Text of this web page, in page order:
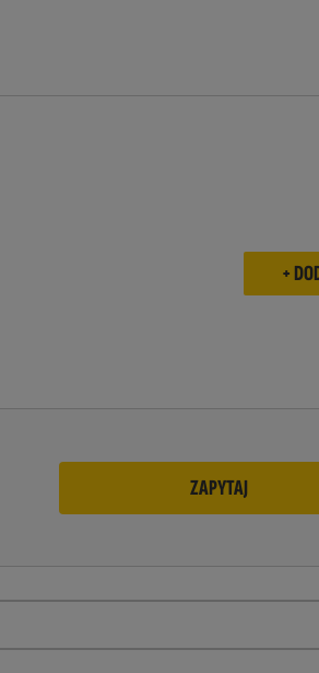
ZAPYTAJ